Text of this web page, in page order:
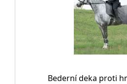
Bederní deka proti